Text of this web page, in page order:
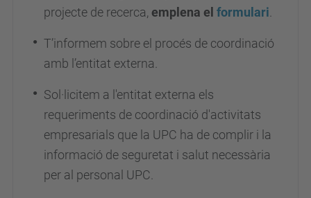
projecte de recerca, emplena el formulari
T’informem sobre el procés de coordinació
amb l’entitat externa.
Sol·licitem a l'entitat externa els
requeriments de coordinació d'activitats
empresarials que la UPC ha de complir i la
informació de seguretat i salut necessària
per al personal UPC.